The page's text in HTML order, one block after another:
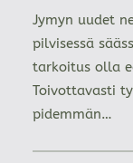
Jymyn uudet
pilvisessä
tarkoitus olla
Toivottavasti
pidemmän…